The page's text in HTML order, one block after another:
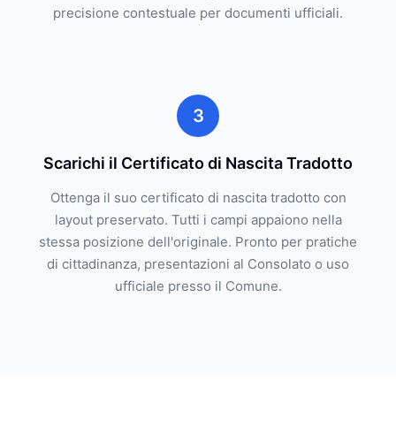
precisione contestuale per documenti ufficiali.
3
Scarichi il Certificato di Nascita Tradotto
Ottenga il suo certificato di nascita tradotto con
layout preservato. Tutti i campi appaiono nella
stessa posizione dell'originale. Pronto per pratiche
di cittadinanza, presentazioni al Consolato o uso
ufficiale presso il Comune.